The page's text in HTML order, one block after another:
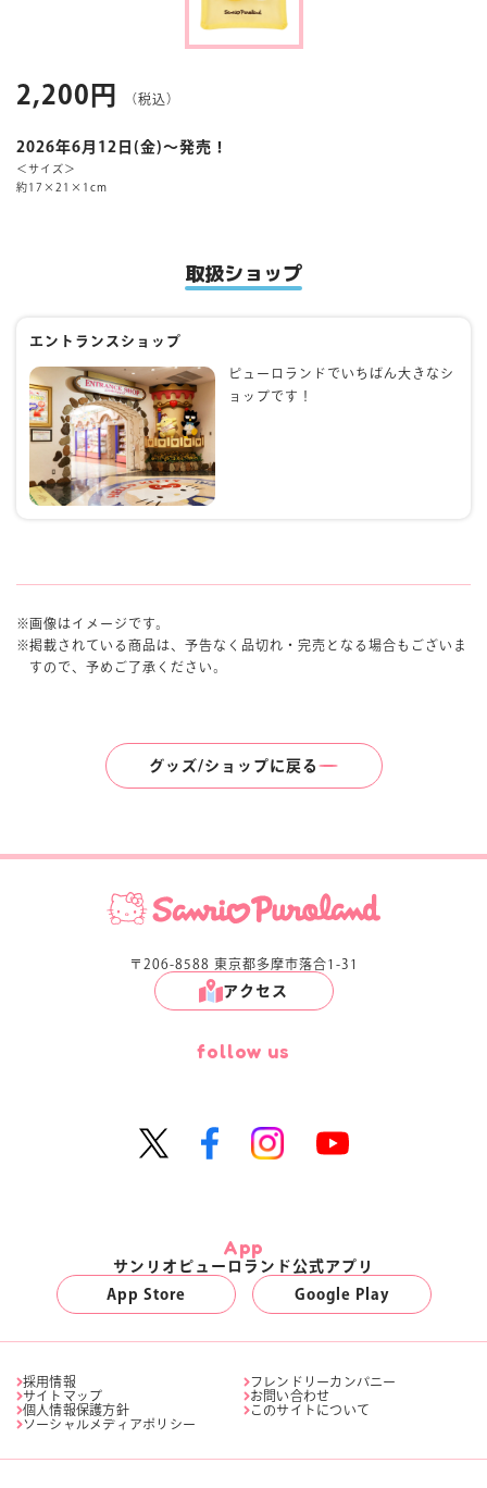
2,200円 （税込）
2026年6月12日(金)～発売！
＜サイズ＞
約17×21×1cm
取扱ショップ
エントランスショップ
ピューロランドでいちばん大きなシ
ョップです！
画像はイメージです。
掲載されている商品は、予告なく品切れ・完売となる場合もございま
すので、予めご了承ください。
グッズ/ショップに戻る
〒206-8588 東京都多摩市落合1-31
アクセス
follow us
App
サンリオピューロランド公式アプリ
App Store
Google Play
採用情報
フレンドリーカンパニー
サイトマップ
お問い合わせ
個人情報保護方針
このサイトについて
ソーシャルメディアポリシー